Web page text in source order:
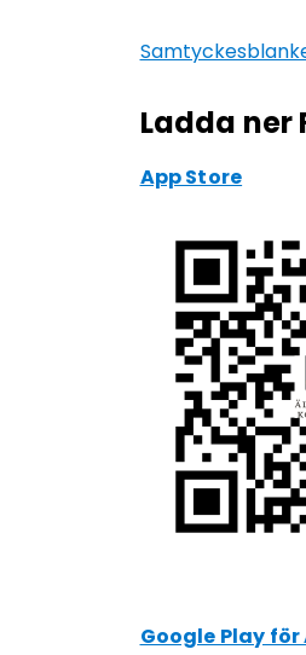
Ladda ner
App Store
Google Play